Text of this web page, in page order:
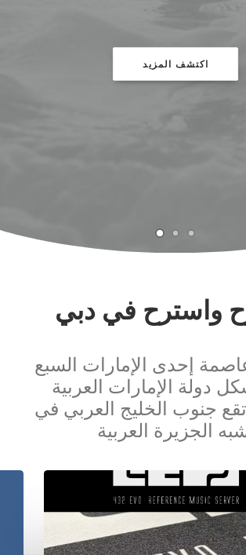
اكتشف المزيد
واسترح في دبي
إحدى الإمارات السبع
دولة الإمارات العربية
تقع جنوب الخليج العربي في